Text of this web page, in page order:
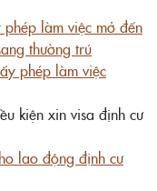
làm việc mở đến
thường trú
phép làm việc
kiện xin visa định cư
lao động định cư